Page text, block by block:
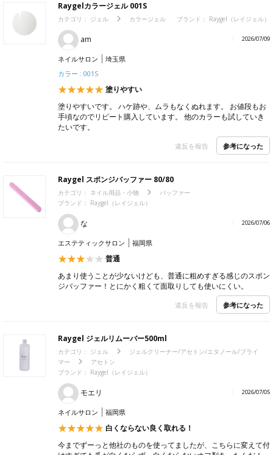
Raygelカラージェル 001S
カテゴリ： ジェル カラージェル ブランド： Raygel（レイジェル）
am 2026/07/09
ネイルサロン
埼玉県
カラー : 001S
塗りやすい
塗りやすいです。 ハケ跡や、ムラもなくぬれます。 お値段もお
手頃なのでリピート購入しています。 他のカラーも試していき
たいです。
違反を報告 参考になった
Raygel スポンジバッファー 80/80
カテゴリ： ネイル用品・小物
バッファー
ブランド： Raygel（レイジェル）
な 2026/07/06
エステティックサロン 福岡県
普通
あまり使うことが少ないけども、普通に粗めすぎる感じのスポン
ジバッファー！とにかく粗くて面取りしても使いにくい。
違反を報告 参考になった
Raygel ジェルリムーバー500ml
カテゴリ： ジェル
ジェルクリーナー/アセトン/エタノール/プライ
マー
アセトン
ブランド： Raygel（レイジェル）
モエリ 2026/07/05
ネイルサロン 福岡県
白くならない良く取れる！
今までずーっと他社のものを使ってましたが、こちらに変えて付